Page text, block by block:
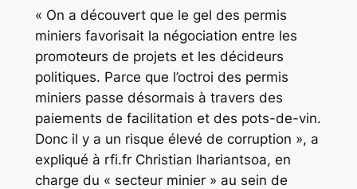
« On a découvert que le gel des permis
miniers favorisait la négociation entre les
promoteurs de projets et les décideurs
politiques. Parce que l’octroi des permis
miniers passe désormais à travers des
paiements de facilitation et des pots-de-vin.
Donc il y a un risque élevé de corruption », a
expliqué à rfi.fr Christian Ihariantsoa, en
charge du « secteur minier » au sein de